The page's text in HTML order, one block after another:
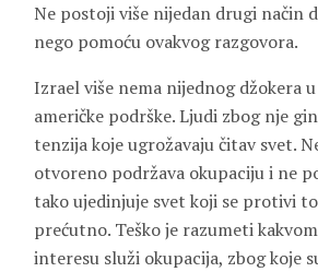
Ne postoji više nijedan drugi način
nego pomoću ovakvog razgovora.
Izrael više nema nijednog džokera
američke podrške. Ljudi zbog nje
tenzija koje ugrožavaju čitav svet.
otvoreno podržava okupaciju i ne
tako ujedinjuje svet koji se protivi
prećutno. Teško je razumeti
interesu služi okupacija, zbog koje